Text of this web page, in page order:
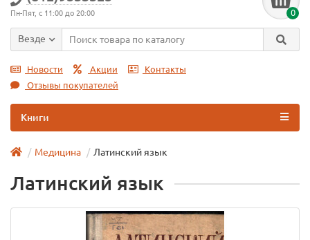
Пн-Пят, с 11:00 до 20:00 0
Везде
Новости Акции
Контакты
Отзывы покупателей
Книги
Медицина Латинский язык
Латинский язык